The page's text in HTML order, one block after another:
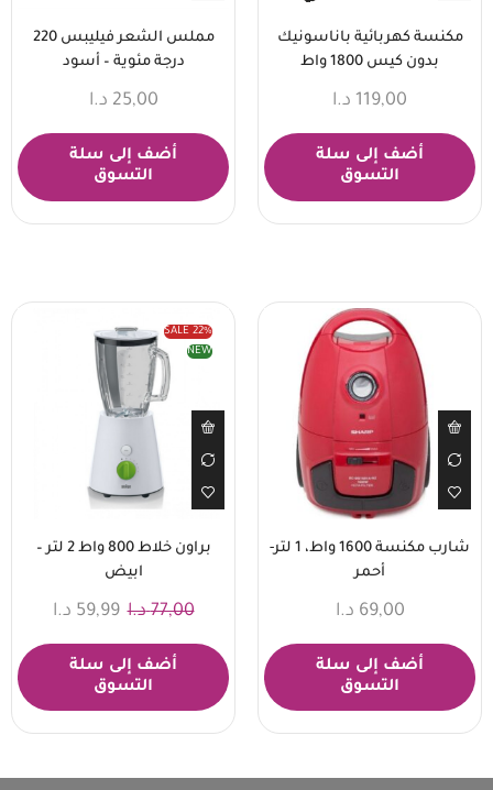
مكنسة كهربائية باناسونيك
بدون كيس 1800 واط
119,00 د.ا
أضف إلى سلة
التسوق
مملس الشعر فيليبس 220
درجة مئوية – أسود
25,00 د.ا
أضف إلى سلة
التسوق
شارب مكنسة 1600 واط، 1 لتر-
أحمر
69,00 د.ا
أضف إلى سلة
التسوق
SALE 22%
NEW
براون خلاط 800 واط 2 لتر –
ابيض
77,00 د.ا 59,99 د.ا
أضف إلى سلة
التسوق